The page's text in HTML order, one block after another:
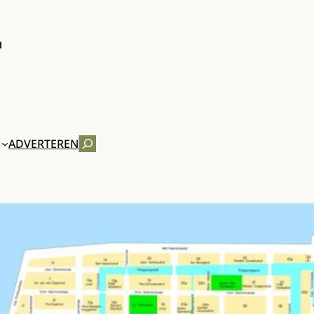
ADVERTERENZOEKEN